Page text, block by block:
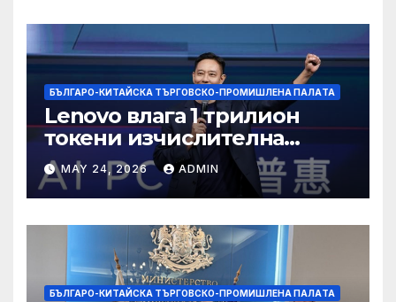
БЪЛГАРО-КИТАЙСКА ТЪРГОВСКО-ПРОМИШЛЕНА ПАЛAТА
Lenovo влага 1 трилион
токени изчислителна
мощност в AI екосистемата
MAY 24, 2026 ADMIN
БЪЛГАРО-КИТАЙСКА ТЪРГОВСКО-ПРОМИШЛЕНА ПАЛAТА